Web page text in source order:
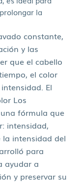
la
constante,
y las
que el cabello
el color
El
Los
fórmula que
intensidad,
intensidad del
para
ayudar a
y preservar su